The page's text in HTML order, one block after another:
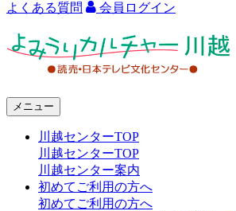
よくある質問 会員ログイン
メニュー
川越センターTOP
川越センターTOP
川越センター案内
初めてご利用の方へ
初めてご利用の方へ